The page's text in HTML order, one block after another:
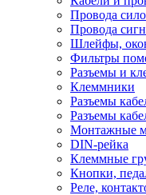
Провода
Провода
Шлейфы,
Фильтры
Разъемы и
Клеммники
Разъемы
Разъемы
Монтажные
DIN-рейка
Клеммные
Кнопки,
Реле,